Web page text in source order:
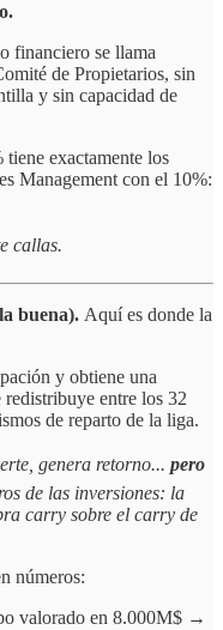
financiero se llama
de Propietarios, sin
y sin capacidad de
exactamente los
Management con el 10%:
callas.
buena). Aquí es donde la
y obtiene una
redistribuye entre los 32
de reparto de la liga.
genera retorno... pero
de las inversiones: la
carry sobre el carry de
números:
valorado en 8.000M$ →